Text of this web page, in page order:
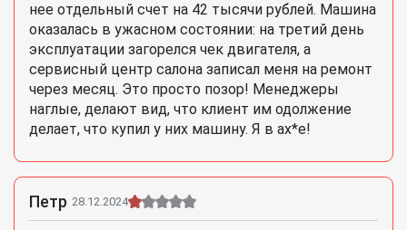
нее отдельный счет на 42 тысячи рублей. Машина
оказалась в ужасном состоянии: на третий день
эксплуатации загорелся чек двигателя, а
сервисный центр салона записал меня на ремонт
через месяц. Это просто позор! Менеджеры
наглые, делают вид, что клиент им одолжение
делает, что купил у них машину. Я в ах*е!
Петр 28.12.2024